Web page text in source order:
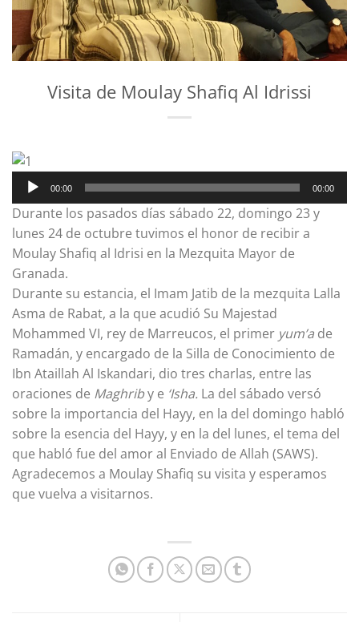
Visita de Moulay Shafiq Al Idrissi
Reproductor
de
audio
00:00 00:00
Durante los pasados días sábado 22, domingo 23 y
lunes 24 de octubre tuvimos el honor de recibir a
Moulay Shafiq al Idrisi en la Mezquita Mayor de
Granada.
Durante su estancia, el Imam Jatib de la mezquita Lalla
Asma de Rabat, a la que acudió Su Majestad
Mohammed VI, rey de Marreucos, el primer yum’a de
Ramadán, y encargado de la Silla de Conocimiento de
Ibn Ataillah Al Iskandari, dio tres charlas, entre las
oraciones de Maghriby e ‘Isha. La del sábado versó
sobre la importancia del Hayy, en la del domingo habló
sobre la esencia del Hayy, y en la del lunes, el tema del
que habló fue del amor al Enviado de Allah (SAWS).
Agradecemos a Moulay Shafiq su visita y esperamos
que vuelva a visitarnos.